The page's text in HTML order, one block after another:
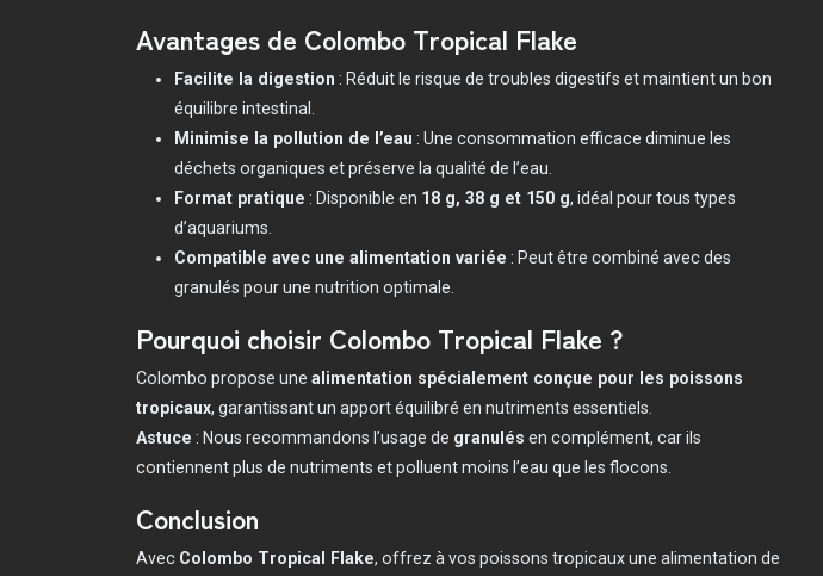
Avantages de Colombo Tropical Flake
Facilite la digestion : Réduit le risque de troubles digestifs et maintient un bon
équilibre intestinal.
Minimise la pollution de l’eau : Une consommation efficace diminue les
déchets organiques et préserve la qualité de l’eau.
Format pratique : Disponible en 18 g, 38 g et 150 g, idéal pour tous types
d’aquariums.
Compatible avec une alimentation variée : Peut être combiné avec des
granulés pour une nutrition optimale.
Pourquoi choisir Colombo Tropical Flake ?
Colombo propose une alimentation spécialement conçue pour les poissons
tropicaux, garantissant un apport équilibré en nutriments essentiels.
Astuce : Nous recommandons l’usage de granulés en complément, car ils
contiennent plus de nutriments et polluent moins l’eau que les flocons.
Conclusion
Avec Colombo Tropical Flake, offrez à vos poissons tropicaux une alimentation de